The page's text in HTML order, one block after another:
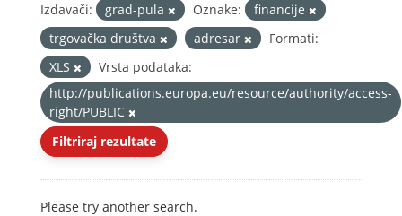
Izdavači: grad-pula Oznake:
financije
trgovačka društva
adresar
Formati:
XLS
Vrsta podataka:
http://publications.europa.eu/resource/authority/access-
right/PUBLIC
Filtriraj rezultate
Please try another search.